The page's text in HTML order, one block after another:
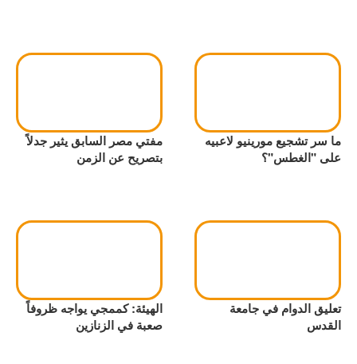
ما سر تشجيع مورينيو لاعبيه
على "الغطس"؟
مفتي مصر السابق يثير جدلاً
بتصريح عن الزمن
تعليق الدوام في جامعة
القدس
الهيئة: كممجي يواجه ظروفاً
صعبة في الزنازين